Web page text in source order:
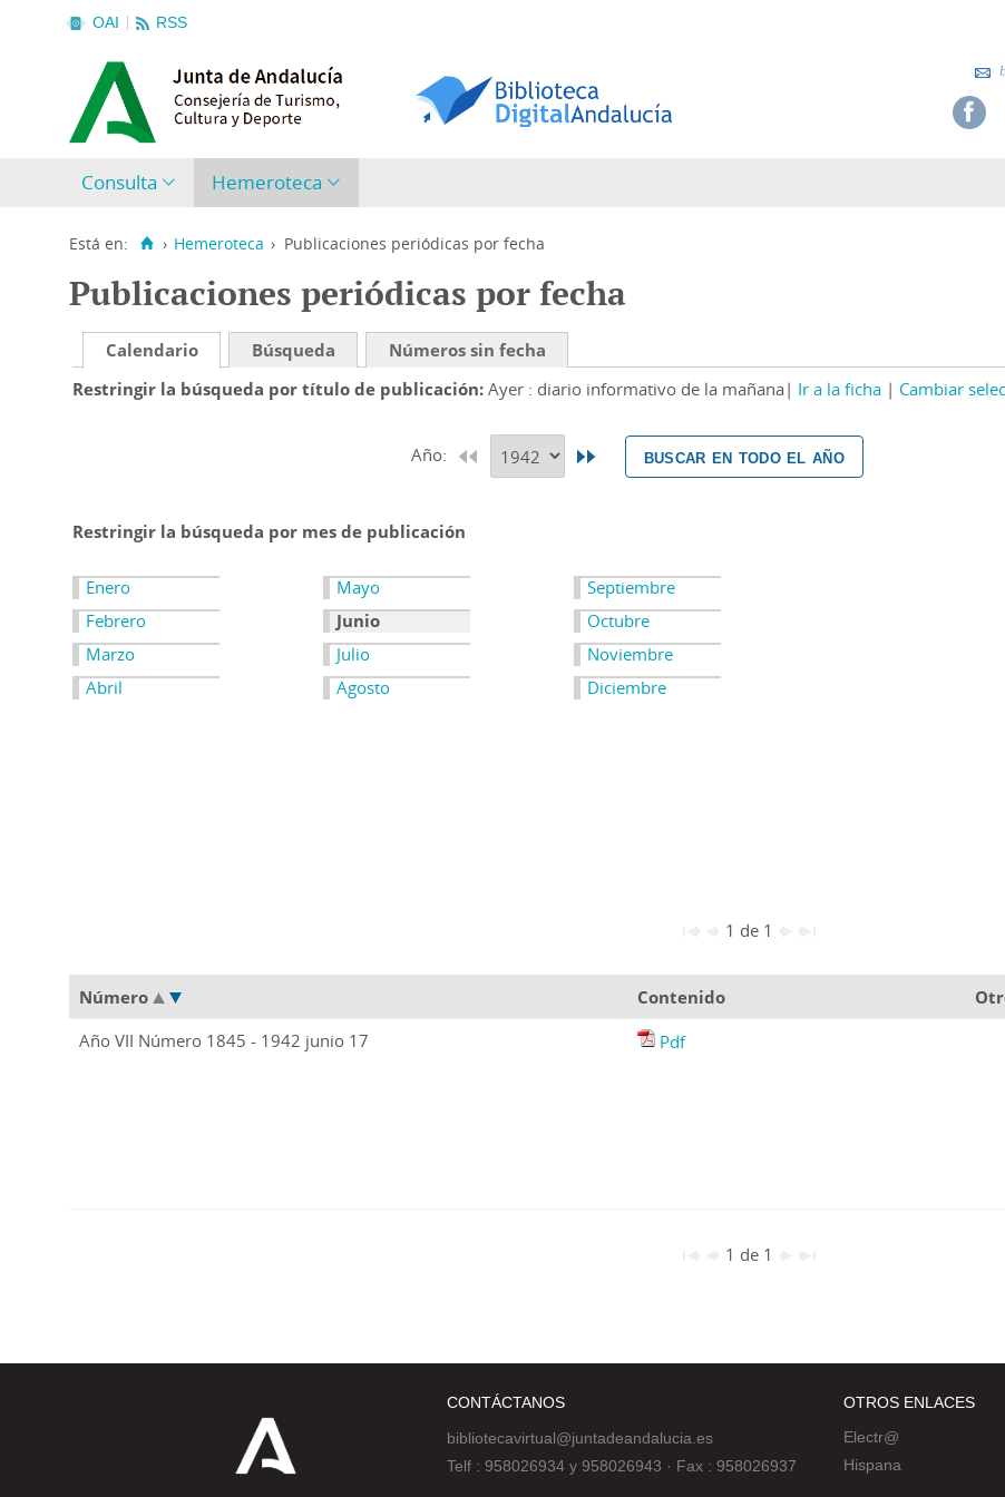
OAI RSS
Consulta Hemeroteca
Está en: › Hemeroteca › Publicaciones periódicas por fecha
Publicaciones periódicas por fecha
Calendario Búsqueda
Números sin fecha
Restringir la búsqueda por título de publicación Ayer : diario informativo de la mañana Ir a la ficha Cambiar
Año: buscar en todo el año
Restringir la búsqueda por mes de publicación
Enero
Febrero
Marzo
Abril
Mayo
Junio
Julio
Agosto
Septiembre
Octubre
Noviembre
Diciembre
1 de 1
Número Contenido
Año VII Número 1845 - 1942 junio 17
Pdf
1 de 1
CONTÁCTANOS
bibliotecavirtual@juntadeandalucia.es
Telf : 958026934 y 958026943 · Fax : 958026937
OTROS ENLACES
Electr@
Hispana